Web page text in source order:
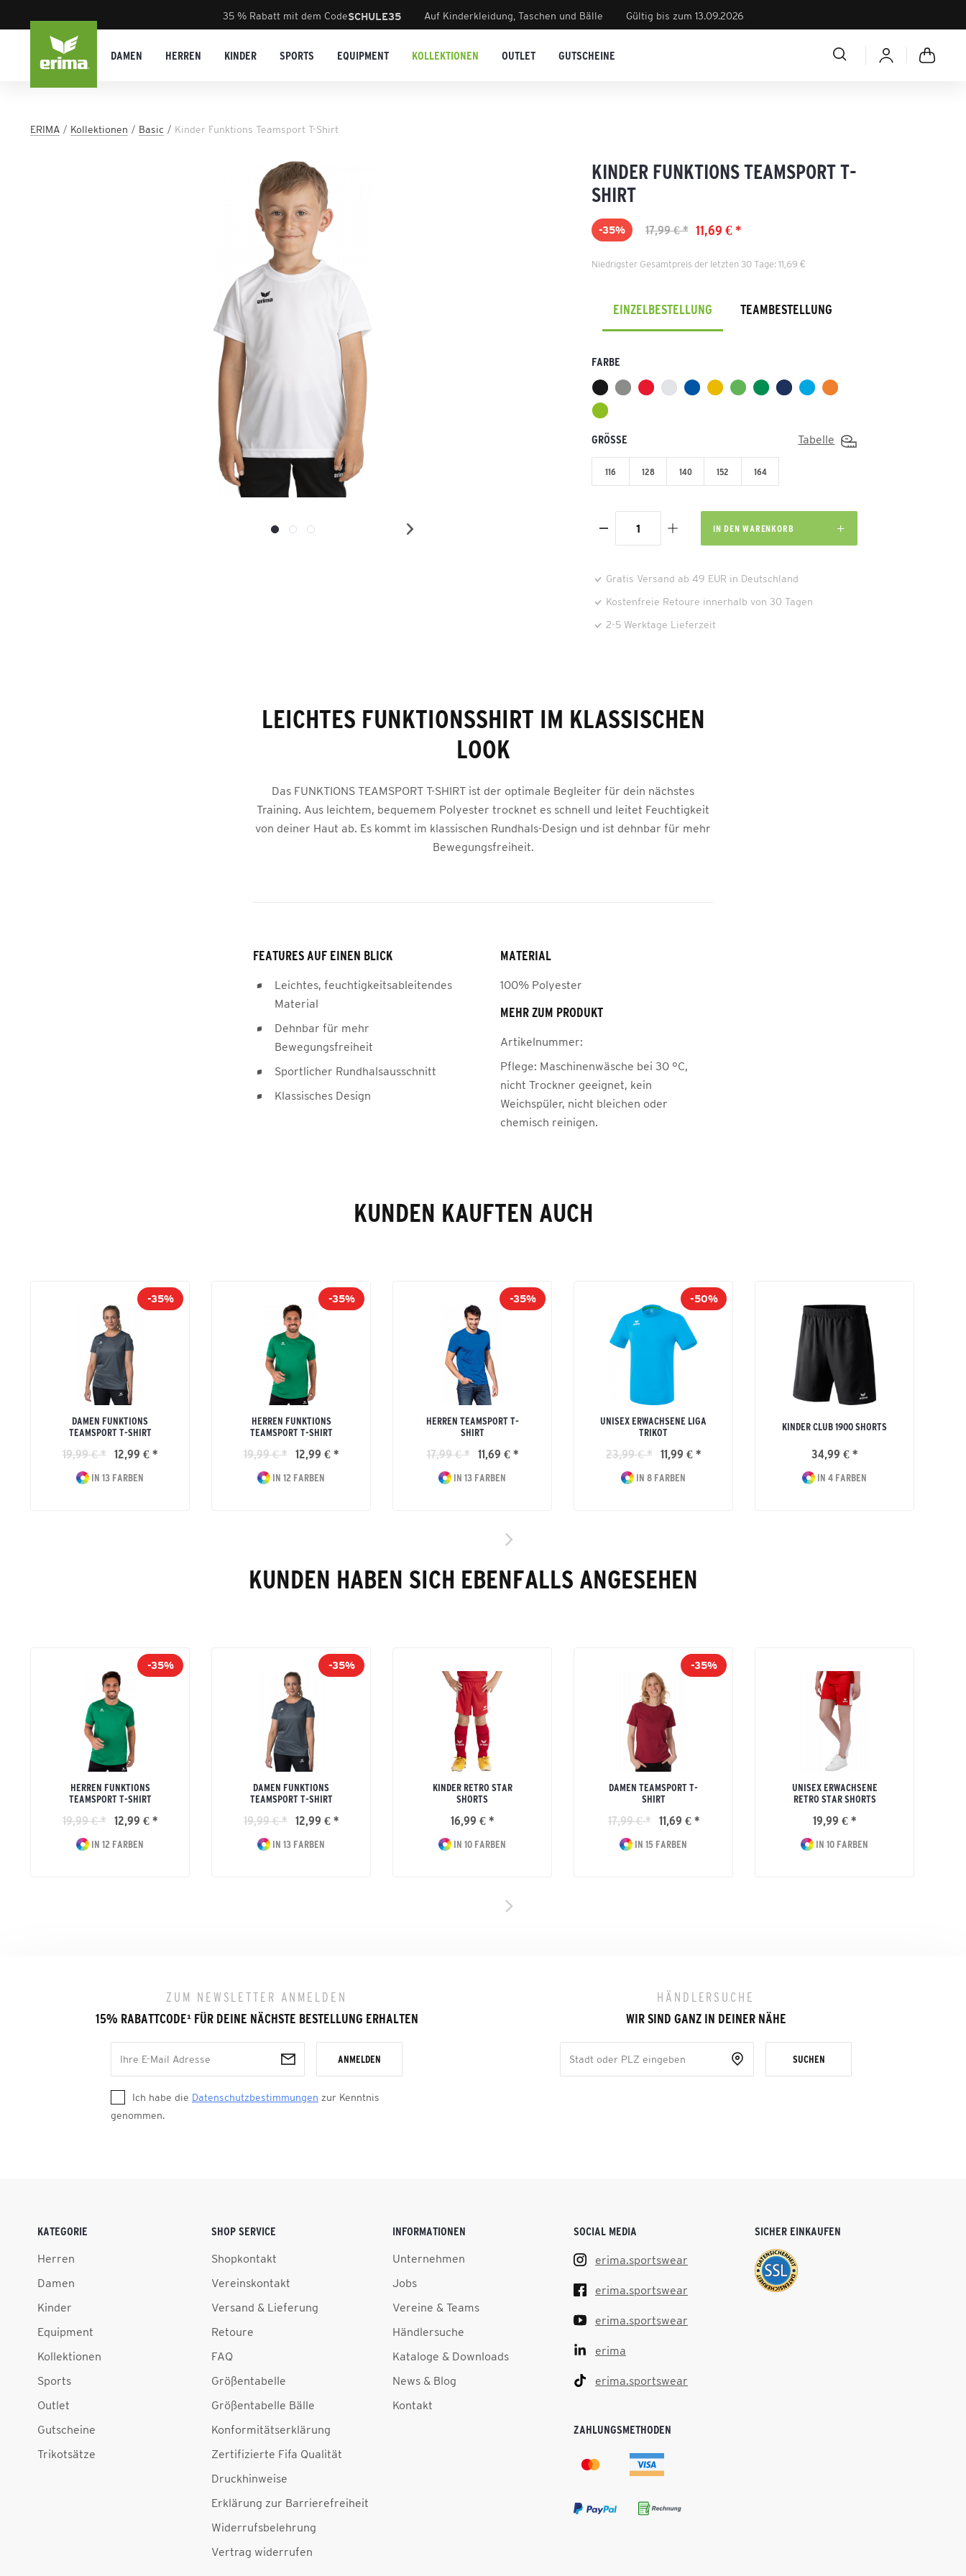
35 % Rabatt mit dem CodeSCHULE35 Auf Kinderkleidung, Taschen und Bälle Gültig bis zum 13.09.2026
DAMEN HERREN KINDER SPORTS EQUIPMENT KOLLEKTIONEN OUTLET GUTSCHEINE
ERIMA Kollektionen Basic Kinder Funktions Teamsport T-Shirt
KINDER FUNKTIONS TEAMSPORT T-
SHIRT
11,69 € *
17,99 € *
-35%
Niedrigster Gesamtpreis der letzten 30 Tage: 11,69 €
EINZELBESTELLUNG TEAMBESTELLUNG
FARBE
GRÖSSE Tabelle
116 128 140 152 164
IN DEN WARENKORB
Gratis Versand ab 49 EUR in Deutschland
Kostenfreie Retoure innerhalb von 30 Tagen
2-5 Werktage Lieferzeit
LEICHTES FUNKTIONSSHIRT IM KLASSISCHEN
LOOK
Das FUNKTIONS TEAMSPORT T-SHIRT ist der optimale Begleiter für dein nächstes
Training. Aus leichtem, bequemem Polyester trocknet es schnell und leitet Feuchtigkeit
von deiner Haut ab. Es kommt im klassischen Rundhals-Design und ist dehnbar für mehr
Bewegungsfreiheit.
FEATURES AUF EINEN BLICK
Leichtes, feuchtigkeitsableitendes
Material
Dehnbar für mehr
Bewegungsfreiheit
Sportlicher Rundhalsausschnitt
Klassisches Design
MATERIAL
100% Polyester
MEHR ZUM PRODUKT
Artikelnummer:
Pflege: Maschinenwäsche bei 30 °C,
nicht Trockner geeignet, kein
Weichspüler, nicht bleichen oder
chemisch reinigen.
KUNDEN KAUFTEN AUCH
-35%
DAMEN FUNKTIONS
TEAMSPORT T-SHIRT
19,99 € * 12,99 € *
IN 13 FARBEN
-35%
HERREN FUNKTIONS
TEAMSPORT T-SHIRT
19,99 € * 12,99 € *
IN 12 FARBEN
-35%
HERREN TEAMSPORT T-
SHIRT
17,99 € * 11,69 € *
IN 13 FARBEN
-50%
UNISEX ERWACHSENE LIGA
TRIKOT
23,99 € * 11,99 € *
IN 8 FARBEN
KINDER CLUB 1900 SHORTS
34,99 € *
IN 4 FARBEN
KUNDEN HABEN SICH EBENFALLS ANGESEHEN
-35%
HERREN FUNKTIONS
TEAMSPORT T-SHIRT
19,99 € * 12,99 € *
IN 12 FARBEN
-35%
DAMEN FUNKTIONS
TEAMSPORT T-SHIRT
19,99 € * 12,99 € *
IN 13 FARBEN
KINDER RETRO STAR
SHORTS
16,99 € *
IN 10 FARBEN
-35%
DAMEN TEAMSPORT T-
SHIRT
17,99 € * 11,69 € *
IN 15 FARBEN
UNISEX ERWACHSENE
RETRO STAR SHORTS
19,99 € *
IN 10 FARBEN
ZUM NEWSLETTER ANMELDEN
15% RABATTCODE¹FÜR DEINE NÄCHSTE BESTELLUNG ERHALTEN
ANMELDEN
Ich habe die Datenschutzbestimmungen zur Kenntnis
genommen.
HÄNDLERSUCHE
WIR SIND GANZ IN DEINER NÄHE
SUCHEN
KATEGORIE
Herren
Damen
Kinder
Equipment
Kollektionen
Sports
Outlet
Gutscheine
Trikotsätze
SHOP SERVICE
Shopkontakt
Vereinskontakt
Versand & Lieferung
Retoure
FAQ
Größentabelle
Größentabelle Bälle
Konformitätserklärung
Zertifizierte Fifa Qualität
Druckhinweise
Erklärung zur Barrierefreiheit
Widerrufsbelehrung
Vertrag widerrufen
INFORMATIONEN
Unternehmen
Jobs
Vereine & Teams
Händlersuche
Kataloge & Downloads
News & Blog
Kontakt
SOCIAL MEDIA
erima.sportswear
erima.sportswear
erima.sportswear
erima
erima.sportswear
ZAHLUNGSMETHODEN
SICHER EINKAUFEN